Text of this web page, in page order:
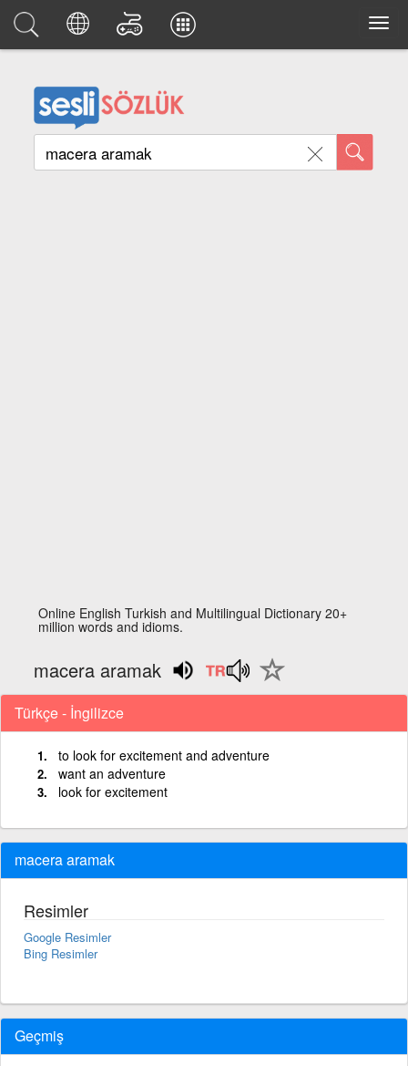
Online English Turkish and Multilingual Dictionary 20+
million words and idioms.
macera aramak
Türkçe - İngilizce
to look for excitement and adventure
want an adventure
look for excitement
macera aramak
Resimler
Google Resimler
Bing Resimler
Geçmiş